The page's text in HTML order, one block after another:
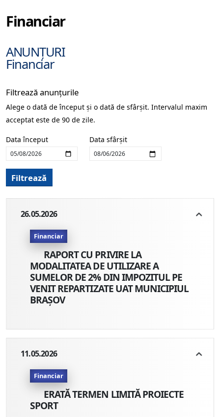
Financiar
ANUNȚURI
Financiar
Filtrează anunțurile
Alege o dată de început și o dată de sfârșit. Intervalul maxim
acceptat este de 90 de zile.
Data început Data sfârșit
Filtrează
26.05.2026
Financiar
RAPORT CU PRIVIRE LA
MODALITATEA DE UTILIZARE A
SUMELOR DE 2% DIN IMPOZITUL PE
VENIT REPARTIZATE UAT MUNICIPIUL
BRAȘOV
11.05.2026
Financiar
ERATĂ TERMEN LIMITĂ PROIECTE
SPORT